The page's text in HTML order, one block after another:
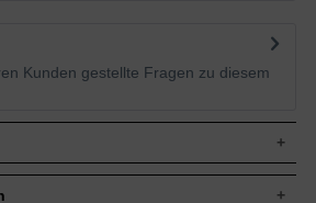
Kunden gestellte Fragen zu diesem